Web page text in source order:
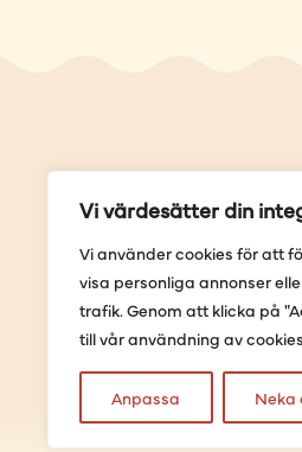
Vi värdesätter din
Vi använder cookies för att
visa personliga annonser
trafik. Genom att klicka på
till vår användning av
Anpassa Neka